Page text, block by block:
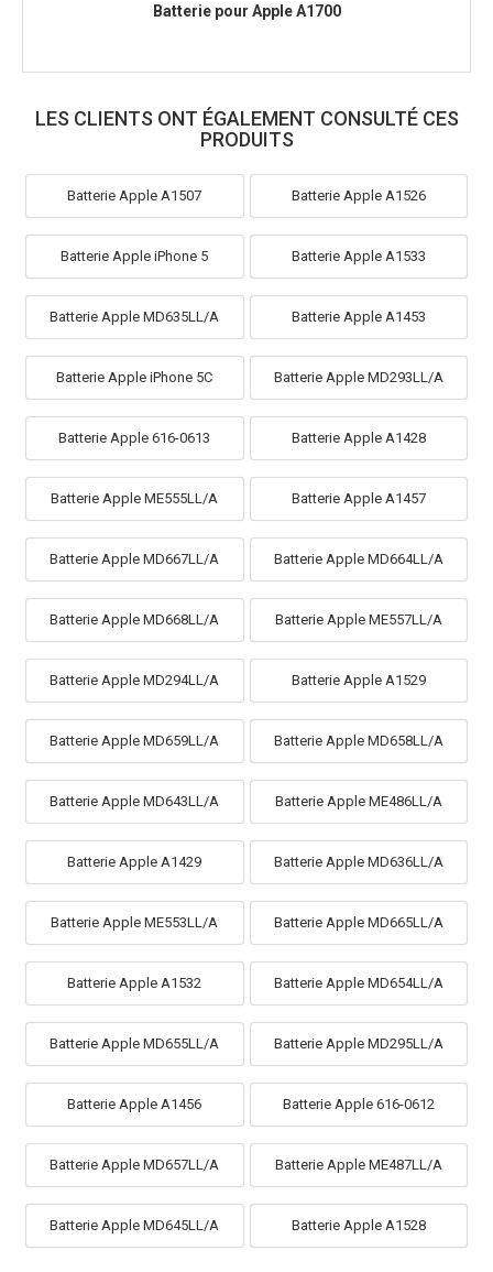
Batterie pour Apple A1700
LES CLIENTS ONT ÉGALEMENT CONSULTÉ CES
PRODUITS
Batterie Apple A1507 Batterie Apple A1526
Batterie Apple iPhone 5 Batterie Apple A1533
Batterie Apple MD635LL/A Batterie Apple A1453
Batterie Apple iPhone 5C Batterie Apple MD293LL/A
Batterie Apple 616-0613 Batterie Apple A1428
Batterie Apple ME555LL/A Batterie Apple A1457
Batterie Apple MD667LL/A Batterie Apple MD664LL/A
Batterie Apple MD668LL/A Batterie Apple ME557LL/A
Batterie Apple MD294LL/A Batterie Apple A1529
Batterie Apple MD659LL/A Batterie Apple MD658LL/A
Batterie Apple MD643LL/A Batterie Apple ME486LL/A
Batterie Apple A1429 Batterie Apple MD636LL/A
Batterie Apple ME553LL/A Batterie Apple MD665LL/A
Batterie Apple A1532 Batterie Apple MD654LL/A
Batterie Apple MD655LL/A Batterie Apple MD295LL/A
Batterie Apple A1456 Batterie Apple 616-0612
Batterie Apple MD657LL/A Batterie Apple ME487LL/A
Batterie Apple MD645LL/A Batterie Apple A1528